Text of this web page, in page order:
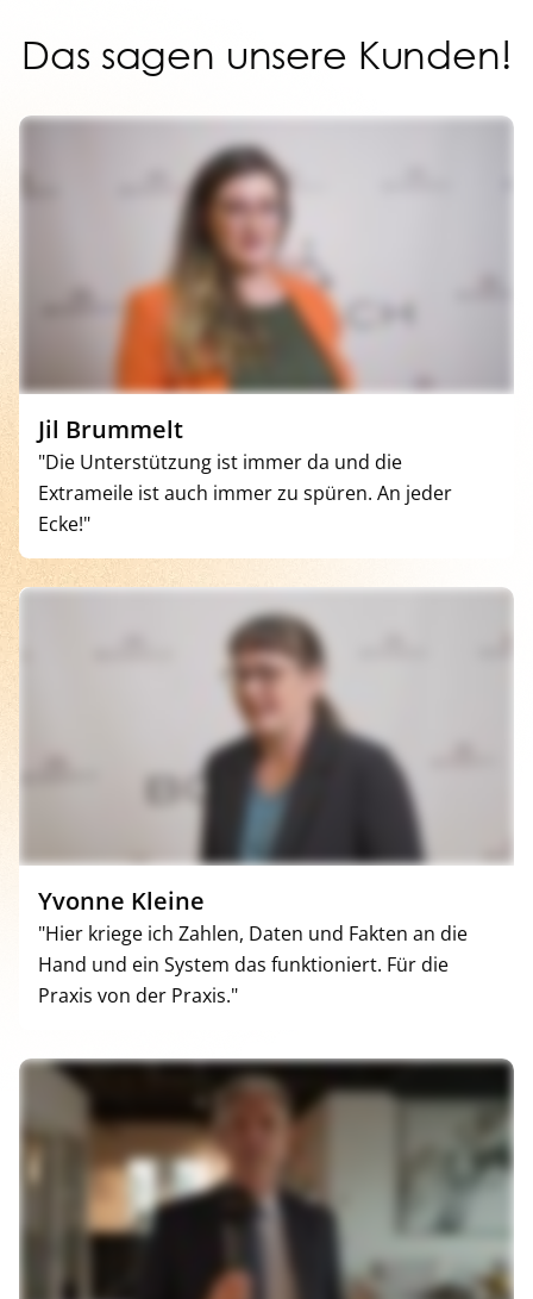
Das sagen unsere Kunden!
Jil Brummelt
"Die Unterstützung ist immer da und die
Extrameile ist auch immer zu spüren. An jeder
Ecke!"
Yvonne Kleine
"Hier kriege ich Zahlen, Daten und Fakten an die
Hand und ein System das funktioniert. Für die
Praxis von der Praxis."